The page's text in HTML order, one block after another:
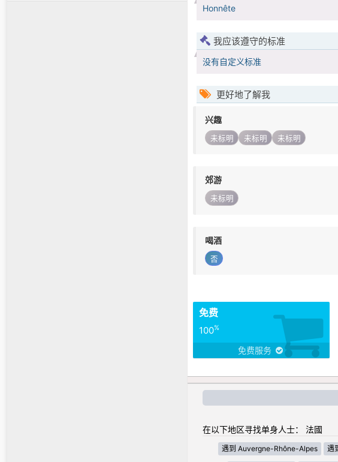
Honnête
我应该遵守的标准
没有自定义标准
更好地了解我
兴趣
未标明 未标明 未标明
郊游
未标明
喝酒
否
免费
100%
免费服务
在以下地区寻找单身人士： 法國
遇到 Auvergne-Rhône-Alpes 遇